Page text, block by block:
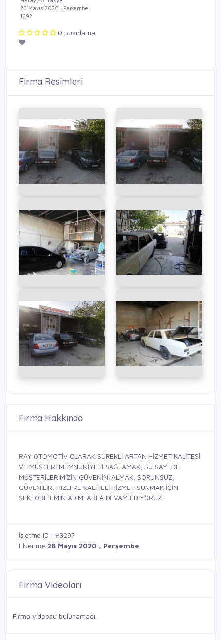
28 Mayıs 2020 , Perşembe
1892
0 puanlama.
Firma Resimleri
Firma Hakkında
RAY OTOMOTİV OLARAK SÜREKLİ ARTAN HİZMET KALİTESİ
VE MÜŞTERİ MEMNUNİYETİ SAĞLAMAK, BU SAYEDE
MÜŞTERİLERİMİZİN GÜVENİNİ ALMAK, SORUNSUZ,
GÜVENİLİR, HIZLI VE KALİTELİ HİZMET SUNMAK İÇİN
SEKTÖRE EMİN ADIMLARLA DEVAM EDİYORUZ.
İşletme ID : #3297
Eklenme 28 Mayıs 2020 , Perşembe
Firma Videoları
Firma videosu bulunamadı.